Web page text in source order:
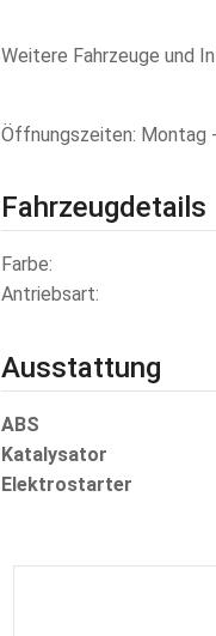
Weitere Fahrzeuge und
Öffnungszeiten: Montag
Fahrzeugdetails
Farbe
Antriebsart
Ausstattung
ABS
Katalysator
Elektrostarter